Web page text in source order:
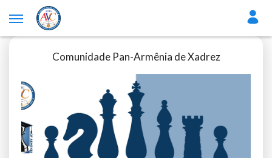
Comunidade Pan-Armênia de Xadrez